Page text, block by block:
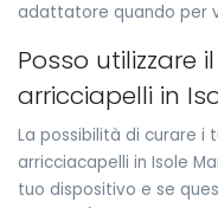
adattatore quando per
Posso utilizzare
arricciapelli in
La possibilità di curare i
arricciacapelli in Isole
tuo dispositivo e se